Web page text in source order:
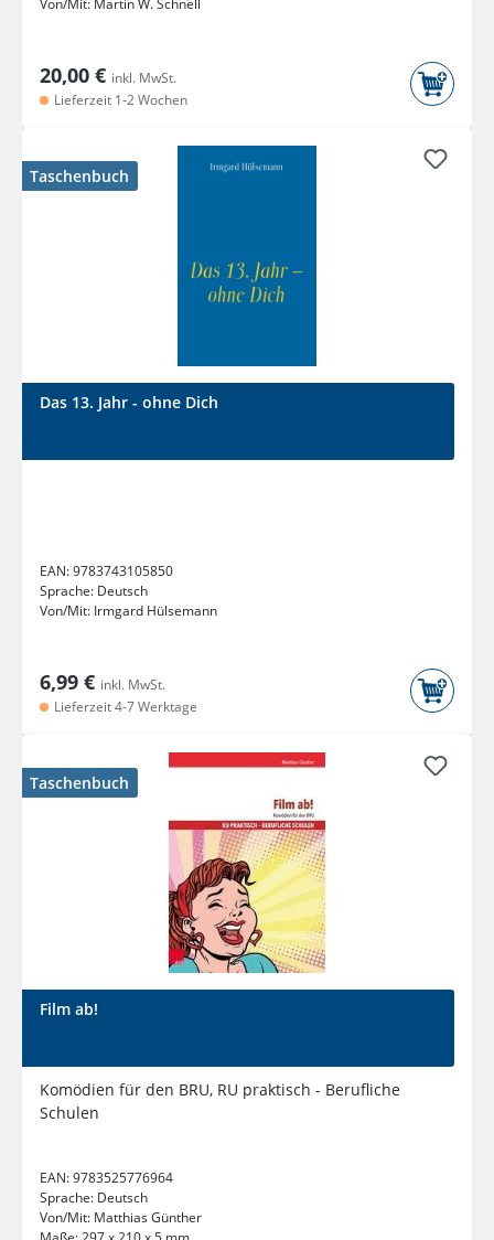
Von/Mit: Martin W. Schnell
20,00 € inkl. MwSt.
Lieferzeit 1-2 Wochen
Taschenbuch
Das 13. Jahr - ohne Dich
EAN:9783743105850
Sprache: Deutsch
Von/Mit: Irmgard Hülsemann
6,99 € inkl. MwSt.
Lieferzeit 4-7 Werktage
Taschenbuch
Film ab!
Komödien für den BRU, RU praktisch - Berufliche
Schulen
EAN:9783525776964
Sprache: Deutsch
Von/Mit: Matthias Günther